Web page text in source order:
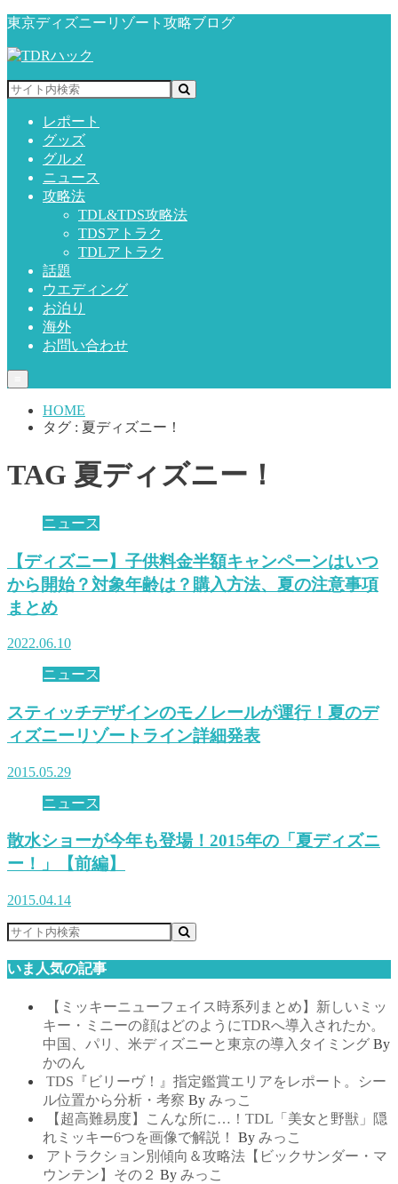
東京ディズニーリゾート攻略ブログ
レポート
グッズ
グルメ
ニュース
攻略法
TDL&TDS攻略法
TDSアトラク
TDLアトラク
話題
ウエディング
お泊り
海外
お問い合わせ
HOME
タグ : 夏ディズニー！
TAG 夏ディズニー！
ニュース
【ディズニー】子供料金半額キャンペーンはいつ
から開始？対象年齢は？購入方法、夏の注意事項
まとめ
2022.06.10
ニュース
スティッチデザインのモノレールが運行！夏のデ
ィズニーリゾートライン詳細発表
2015.05.29
ニュース
散水ショーが今年も登場！2015年の「夏ディズニ
ー！」【前編】
2015.04.14
いま人気の記事
【ミッキーニューフェイス時系列まとめ】新しいミッ
キー・ミニーの顔はどのようにTDRへ導入されたか。
中国、パリ、米ディズニーと東京の導入タイミング By
かのん
TDS『ビリーヴ！』指定鑑賞エリアをレポート。シー
ル位置から分析・考察 By みっこ
【超高難易度】こんな所に…！TDL「美女と野獣」隠
れミッキー6つを画像で解説！
By みっこ
アトラクション別傾向＆攻略法【ビックサンダー・マ
ウンテン】その２ By みっこ